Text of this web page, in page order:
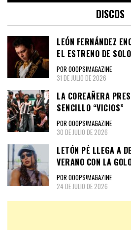
DISCOS
LEÓN FERNÁNDEZ
EL ESTRENO DE
POR OOOPS!MAGAZINE
31 DE JULIO DE 2026
LA COREAÑERA
SENCILLO “VICIOS”
POR OOOPS!MAGAZINE
30 DE JULIO DE 2026
LETÓN PÉ LLEGA A
VERANO CON LA
POR OOOPS!MAGAZINE
24 DE JULIO DE 2026